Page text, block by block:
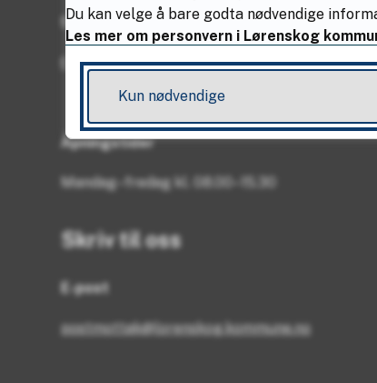
Sentralbordet
67 93 40 00
Åpningstider
Mandag–fredag kl. 08.00–15.30
Skriv til oss
E-post
postmottak@lorenskog.kommune.no
Du kan velge å bare godta nødvendige
Les mer om personvern i Lørenskog
Kun nødvendige